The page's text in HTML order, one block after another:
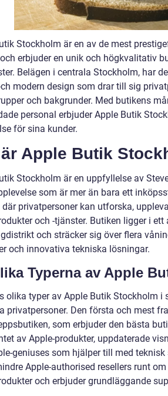
Stockholm är en av de mest
erbjuder en unik och högkvalitativ
Belägen i centrala Stockholm, har
modern design som drar till sig
och bakgrunder. Med butikens
personal erbjuder Apple Butik
för sina kunder.
Apple Butik
Stockholm är en uppfyllelse av
som är mer än bara ett
privatpersoner kan utforska,
och -tjänster. Butiken ligger i
och sträcker sig över flera
och innovativa tekniska lösningar.
Typerna av Apple
olika typer av Apple Butik Stockholm i
privatpersoner. Den första och mest
som erbjuder den bästa
av Apple-produkter, uppdaterade
geniuses som hjälper till med
Apple-authorised resellers runt
och erbjuder grundläggande